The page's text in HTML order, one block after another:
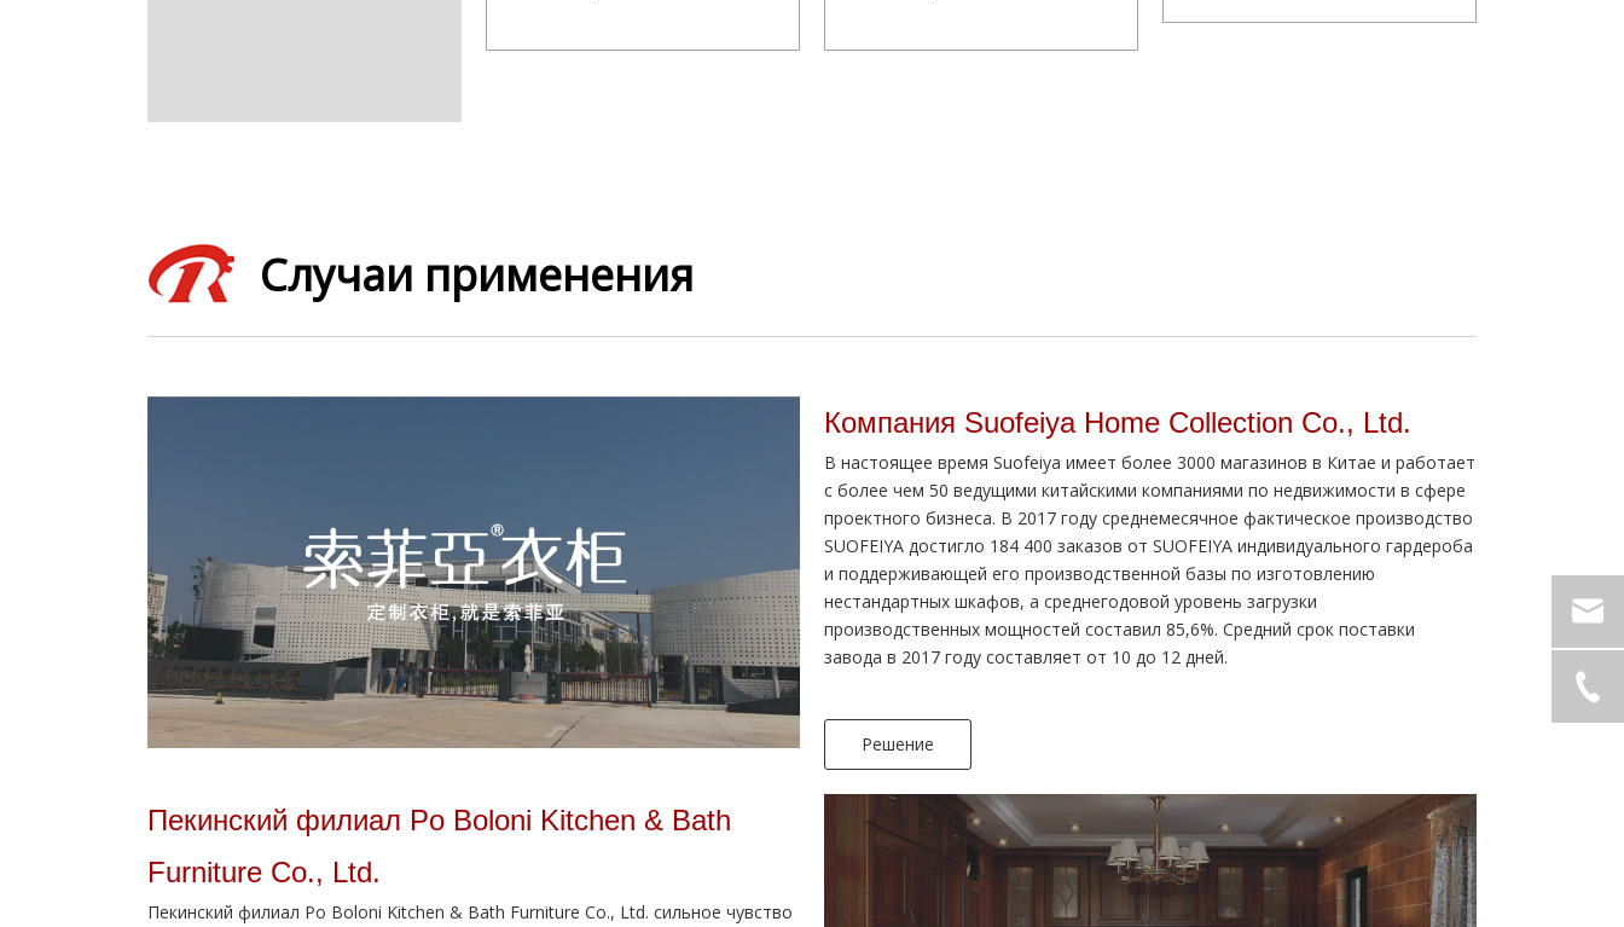
Случаи применения
Компания Suofeiya Home Collection Co., Ltd.
В настоящее время Suofeiya имеет более 3000 магазинов в Китае и работает
с более чем 50 ведущими китайскими компаниями по недвижимости в сфере
проектного бизнеса. В 2017 году среднемесячное фактическое производство
SUOFEIYA достигло 184 400 заказов от SUOFEIYA индивидуального гардероба
и поддерживающей его производственной базы по изготовлению
нестандартных шкафов, а среднегодовой уровень загрузки
производственных мощностей составил 85,6%. Средний срок поставки
завода в 2017 году составляет от 10 до 12 дней.
Решение
Пекинский филиал Po Boloni Kitchen & Bath
Furniture Co., Ltd.
Пекинский филиал Po Boloni Kitchen & Bath Furniture Co., Ltd. сильное чувство